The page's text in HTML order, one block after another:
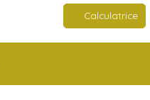
Calculatrice